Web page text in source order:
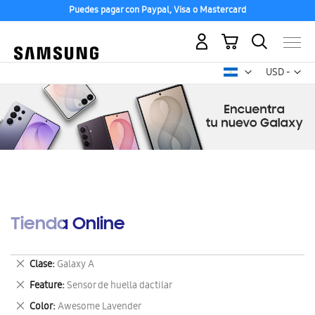
Puedes pagar con Paypal, Visa o Mastercard
USD -
dólar
Mi carrito
Tienda Online
Clase Galaxy A
Eliminar
este
artículo
Feature Sensor de huella dactilar
Eliminar
este
Color Awesome Lavender
Eliminar